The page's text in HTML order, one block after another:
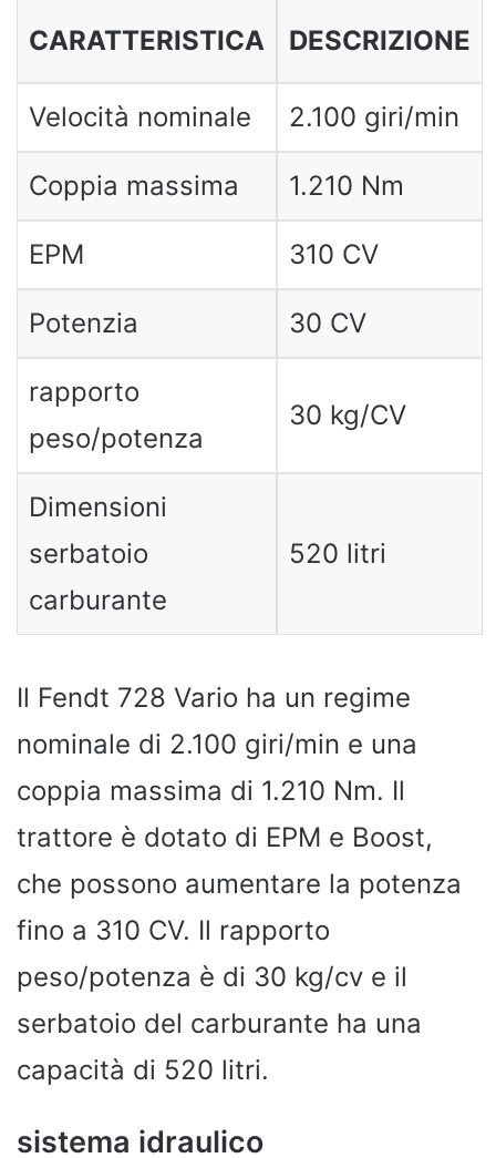
CARATTERISTICA DESCRIZIONE
Velocità nominale 2.100 giri/min
Coppia massima 1.210 Nm
EPM 310 CV
Potenzia 30 CV
rapporto
peso/potenza
30 kg/CV
Dimensioni
serbatoio
carburante
520 litri
Il Fendt 728 Vario ha un regime
nominale di 2.100 giri/min e una
coppia massima di 1.210 Nm. Il
trattore è dotato di EPM e Boost,
che possono aumentare la potenza
fino a 310 CV. Il rapporto
peso/potenza è di 30 kg/cv e il
serbatoio del carburante ha una
capacità di 520 litri.
sistema idraulico